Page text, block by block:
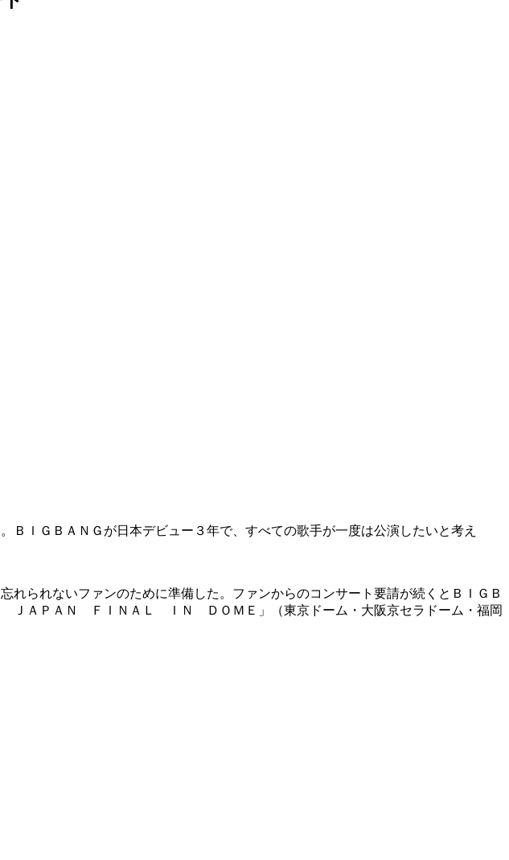
ＩＧＢＡＮＧが日本デビュー３年で、すべての歌手が一度は公演したいと考え
られないファンのために準備した。ファンからのコンサート要請が続くとＢＩＧＢ
ＡＰＡＮ ＦＩＮＡＬ ＩＮ ＤＯＭＥ」（東京ドーム・大阪京セラドーム・福岡